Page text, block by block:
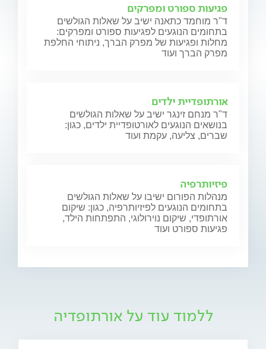
פגיעות ספורט ומפרקים
ד"ר מוחמד כתאנה ישיב על שאלות הגולשים
בתחומים הנוגעים לפגיעות ספורט ומפרקים:
מחלות ופגיעות של מפרק הברך, ניתוחי החלפת
מפרק הברך ועוד
אורתופדיית ילדים
ד"ר מנחם זינגר ישיב על שאלות הגולשים
בנושאים הנוגעים לאורטופדיית ילדים, כגון:
שברים, צליעה, עקמת ועוד
פיזיותרפיה
מנהלות הפורום ישיבו על שאלות הגולשים
בתחומים הנוגעים לפיזיותרפיה, כגון: שיקום
אורתופדי, שיקום נוירולוגי, התפתחות הילד,
פגיעות ספורט ועוד
ללמוד עוד על אורתופדיה